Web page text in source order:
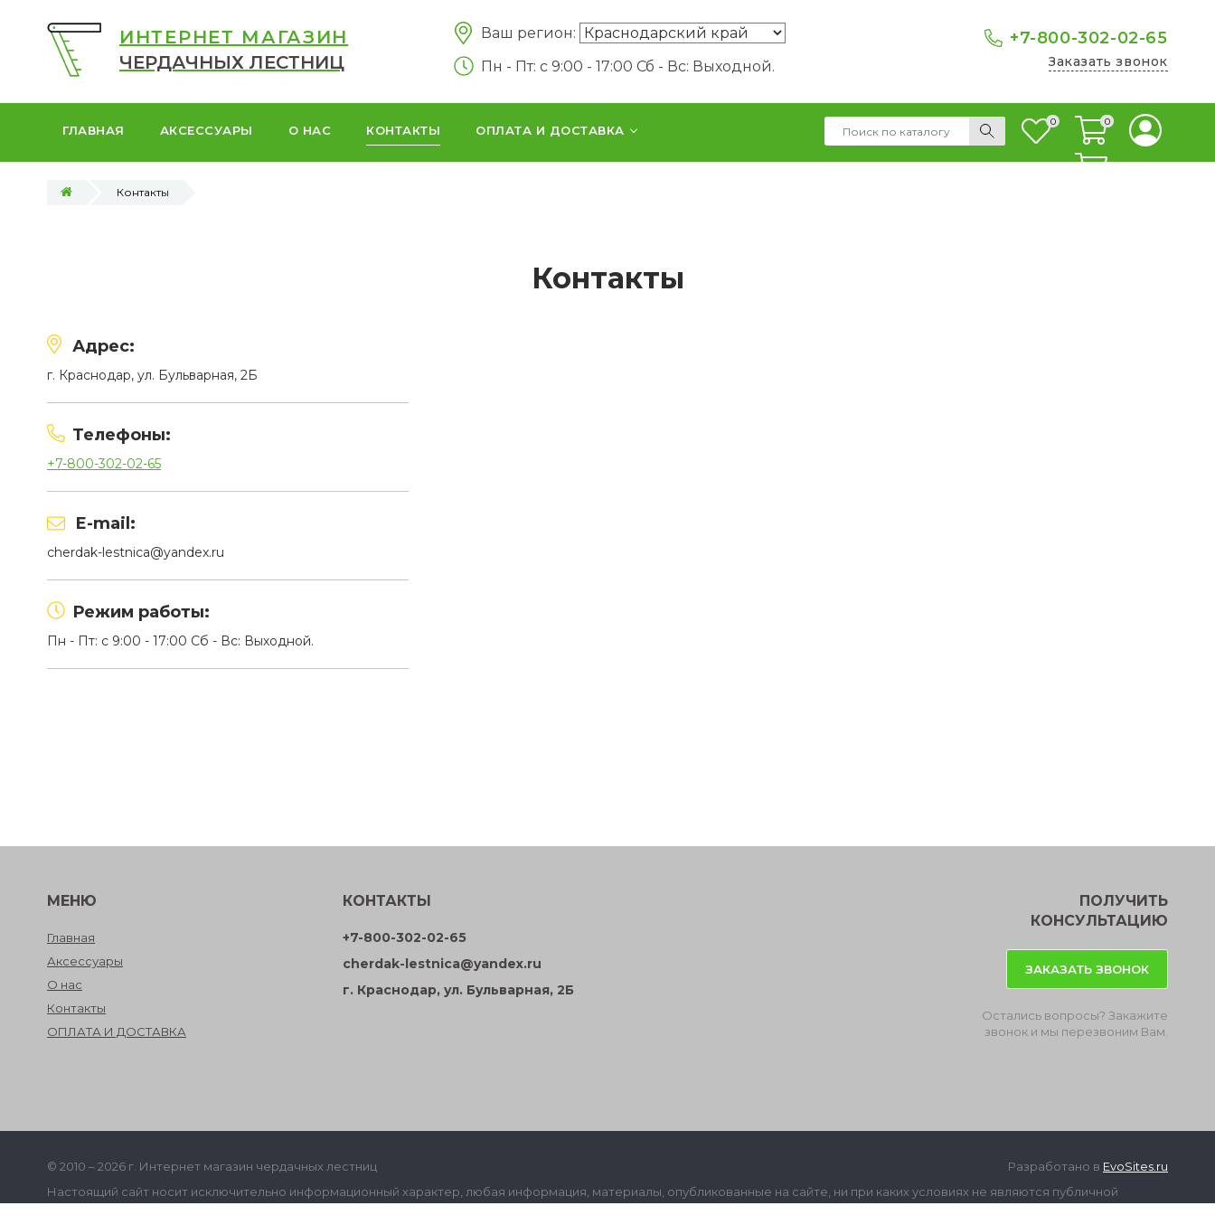
ИНТЕРНЕТ МАГАЗИН
ЧЕРДАЧНЫХ ЛЕСТНИЦ
+7-800-302-02-65
Заказать звонок
Ваш регион:
Пн - Пт: c 9:00 - 17:00 Сб - Вс: Выходной.
ГЛАВНАЯ АКСЕССУАРЫ О НАС КОНТАКТЫ ОПЛАТА И ДОСТАВКА
0 0
0
Контакты
Контакты
Адрес:
г. Краснодар, ул. Бульварная, 2Б
Телефоны:
+7-800-302-02-65
E-mail:
cherdak-lestnica@yandex.ru
Режим работы:
Пн - Пт: c 9:00 - 17:00 Сб - Вс: Выходной.
МЕНЮ
Главная
Аксессуары
О нас
Контакты
ОПЛАТА И ДОСТАВКА
КОНТАКТЫ
+7-800-302-02-65
cherdak-lestnica@yandex.ru
г. Краснодар, ул. Бульварная, 2Б
ПОЛУЧИТЬ
КОНСУЛЬТАЦИЮ
ЗАКАЗАТЬ ЗВОНОК
Остались вопросы? Закажите
звонок и мы перезвоним Вам.
© 2010 – 2026 г. Интернет магазин чердачных лестниц Разработано в EvoSites.ru
Настоящий сайт носит исключительно информационный характер, любая информация, материалы, опубликованные на cайте, ни при каких условиях не являются публичной
офертой, определяемой положениями статьи 437 ГК РФ.